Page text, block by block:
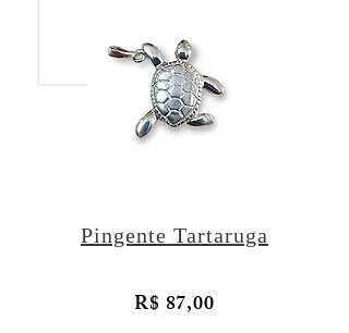
Pingente Tartaruga
R$ 87,00